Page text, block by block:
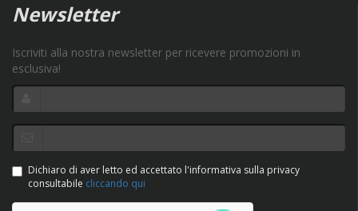
Newsletter
Iscriviti alla nostra newsletter per ricevere promozioni in
esclusiva!
Dichiaro di aver letto ed accettato l'informativa sulla privacy
consultabile cliccando qui